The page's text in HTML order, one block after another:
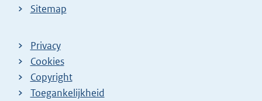
Sitemap
Privacy
Cookies
Copyright
Toegankelijkheid